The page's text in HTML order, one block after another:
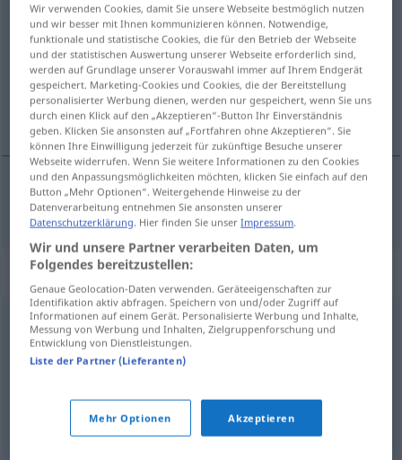
dificultoso [difikulˈtoso]adj
Übersicht aller Übersetzungen
(Für mehr Details die Übersetzung anklicken/antippen)
schwierig, mühsam
schwierig,mühsam dificultoso
Synonyme für "dificultoso"
laborioso,trabajoso,complicado,difícil,penoso,
espinoso,arduo,embrollado
difícil,peligroso,arduo,espinoso,molesto
Wir verwenden Cookies, damit Sie unsere Webseite bestmöglich nutzen
und wir besser mit Ihnen kommunizieren können. Notwendige,
funktionale und statistische Cookies, die für den Betrieb der Webseite
und der statistischen Auswertung unserer Webseite erforderlich sind,
werden auf Grundlage unserer Vorauswahl immer auf Ihrem Endgerät
gespeichert. Marketing-Cookies und Cookies, die der Bereitstellung
personalisierter Werbung dienen, werden nur gespeichert, wenn Sie uns
durch einen Klick auf den „Akzeptieren“-Button Ihr Einverständnis
geben. Klicken Sie ansonsten auf „Fortfahren ohne Akzeptieren“. Sie
können Ihre Einwilligung jederzeit für zukünftige Besuche unserer
Webseite widerrufen. Wenn Sie weitere Informationen zu den Cookies
und den Anpassungsmöglichkeiten möchten, klicken Sie einfach auf den
Button „Mehr Optionen“. Weitergehende Hinweise zu der
Datenverarbeitung entnehmen Sie ansonsten unserer
Datenschutzerklärung. Hier finden Sie unserImpressum.
Wir und unsere Partner verarbeiten Daten, um
Folgendes bereitzustellen:
Genaue Geolocation-Daten verwenden. Geräteeigenschaften zur
Identifikation aktiv abfragen. Speichern von und/oder Zugriff auf
Informationen auf einem Gerät. Personalisierte Werbung und Inhalte,
Messung von Werbung und Inhalten, Zielgruppenforschung und
Entwicklung von Dienstleistungen.
Liste der Partner (Lieferanten)
Mehr Optionen Akzeptieren